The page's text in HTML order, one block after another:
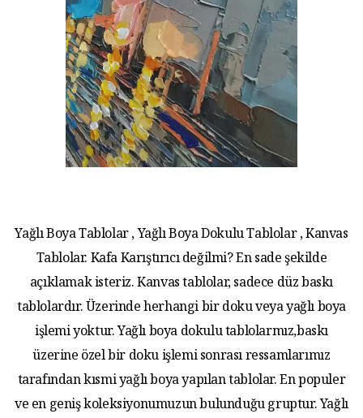
Yağlı Boya Tablolar , Yağlı Boya Dokulu Tablolar , Kanvas
Tablolar. Kafa Karıştırıcı değilmi? En sade şekilde
açıklamak isteriz. Kanvas tablolar, sadece düz baskı
tablolardır. Üzerinde herhangi bir doku veya yağlı boya
işlemi yoktur. Yağlı boya dokulu tablolarmız,baskı
üzerine özel bir doku işlemi sonrası ressamlarımız
tarafından kısmi yağlı boya yapılan tablolar. En populer
ve en geniş koleksiyonumuzun bulunduğu gruptur. Yağlı